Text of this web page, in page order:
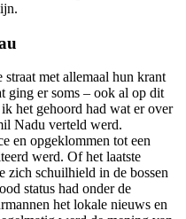
met allemaal hun krant
ging er soms – ook al op dit
het gehoord had wat er over
Nadu verteld werd.
en opgeklommen tot een
werd. Of het laatste
zich schuilhield in de bossen
status had onder de
het lokale nieuws en